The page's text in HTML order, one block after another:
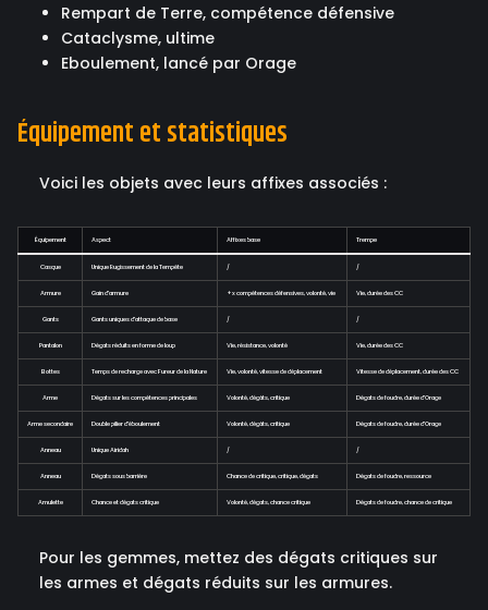
Rempart de Terre, compétence défensive
Cataclysme, ultime
Eboulement, lancé par Orage
Équipement et statistiques
Voici les objets avec leurs affixes associés :
Équipement Aspect Affixes base Trempe
Casque Unique Rugissement de la Tempête / /
Armure Gain d'armure +x compétences défensives, volonté, vie Vie, durée des CC
Gants Gants uniques d'attaque de base / /
Pantalon Dégats réduits en forme de loup Vie, résistance, volonté Vie, durée des CC
Bottes Temps de recharge avec Fureur de la Nature Vie, volonté, vitesse de déplacement Vitesse de déplacement, durée des CC
Arme Dégats sur les compétences principales Volonté, dégâts, critique Dégats de foudre, durée d'Orage
Arme secondaire Double pilier d'éboulement Volonté, dégâts, critique Dégats de foudre, durée d'Orage
Anneau Unique Airidah / /
Anneau Dégats sous barrière Chance de critique, critique, dégats Dégats de foudre, ressource
Amulette Chance et dégats critique Volonté, dégats, chance critique Dégats de foudre, chance de critique
Pour les gemmes, mettez des dégats critiques sur
les armes et dégats réduits sur les armures.